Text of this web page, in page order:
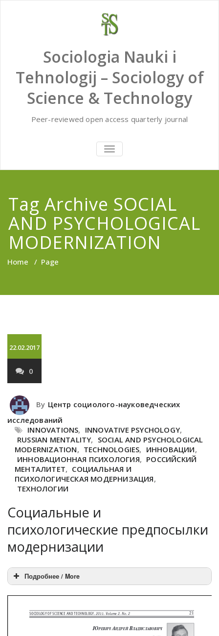
Sociologia Nauki i
Tehnologij – Sociology of
Science & Technology
Peer-reviewed open access quarterly journal
TOGGLE
NAVIGATION
Tag Archive SOCIAL
AND PSYCHOLOGICAL
MODERNIZATION
Home / Page
22.02.2017
0
By Центр социолого-науковедческих
исследований
INNOVATIONS, INNOVATIVE PSYCHOLOGY,
RUSSIAN MENTALITY, SOCIAL AND PSYCHOLOGICAL
MODERNIZATION, TECHNOLOGIES, ИННОВАЦИИ,
ИННОВАЦИОННАЯ ПСИХОЛОГИЯ, РОССИЙСКИЙ
МЕНТАЛИТЕТ, СОЦИАЛЬНАЯ И
ПСИХОЛОГИЧЕСКАЯ МОДЕРНИЗАЦИЯ,
ТЕХНОЛОГИИ
Социальные и
психологические предпосылки
модернизации
Подробнее / More